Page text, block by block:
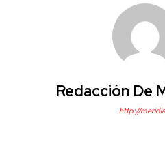
Redacción De
http://